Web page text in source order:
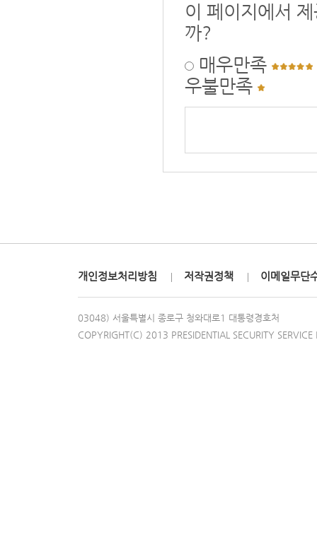
이 페이지에서
까?
매우만족
우불만족
개인정보처리방침 저작권정책 이메일무단
03048) 서울특별시 종로구 청와대로1 대통령경호처
COPYRIGHT(C) 2013 PRESIDENTIAL SECURITY